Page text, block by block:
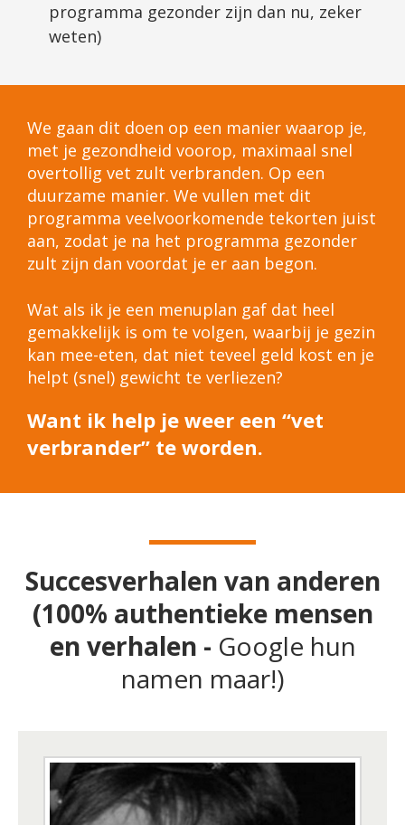
programma gezonder zijn dan nu, zeker
weten)
We gaan dit doen op een manier waarop je,
met je gezondheid voorop, maximaal snel
overtollig vet zult verbranden. Op een
duurzame manier. We vullen met dit
programma veelvoorkomende tekorten juist
aan, zodat je na het programma gezonder
zult zijn dan voordat je er aan begon.
Wat als ik je een menuplan gaf dat heel
gemakkelijk is om te volgen, waarbij je gezin
kan mee-eten, dat niet teveel geld kost en je
helpt (snel) gewicht te verliezen?
Want ik help je weer een “vet
verbrander” te worden.
Succesverhalen van anderen
(100% authentieke mensen
en verhalen - Google hun
namen maar!)